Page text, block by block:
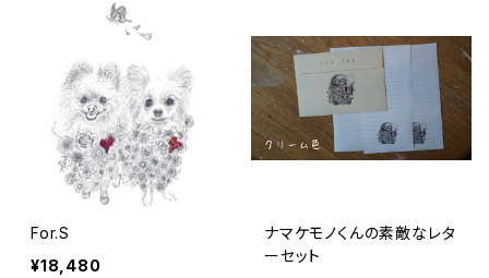
For.S
¥18,480
ナマケモノくんの素敵なレタ
ーセット